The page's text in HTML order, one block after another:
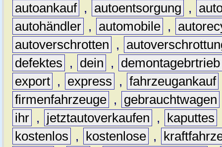
autoankauf , autoentsorgung ,
autohändler , automobile ,
autoverschrotten
,
defektes
, dein ,
demontagebrtrieb
export , express , fahrzeugankauf
firmenfahrzeuge , gebrauchtwagen
ihr , jetztautoverkaufen , kaputtes
kostenlos
, kostenlose ,